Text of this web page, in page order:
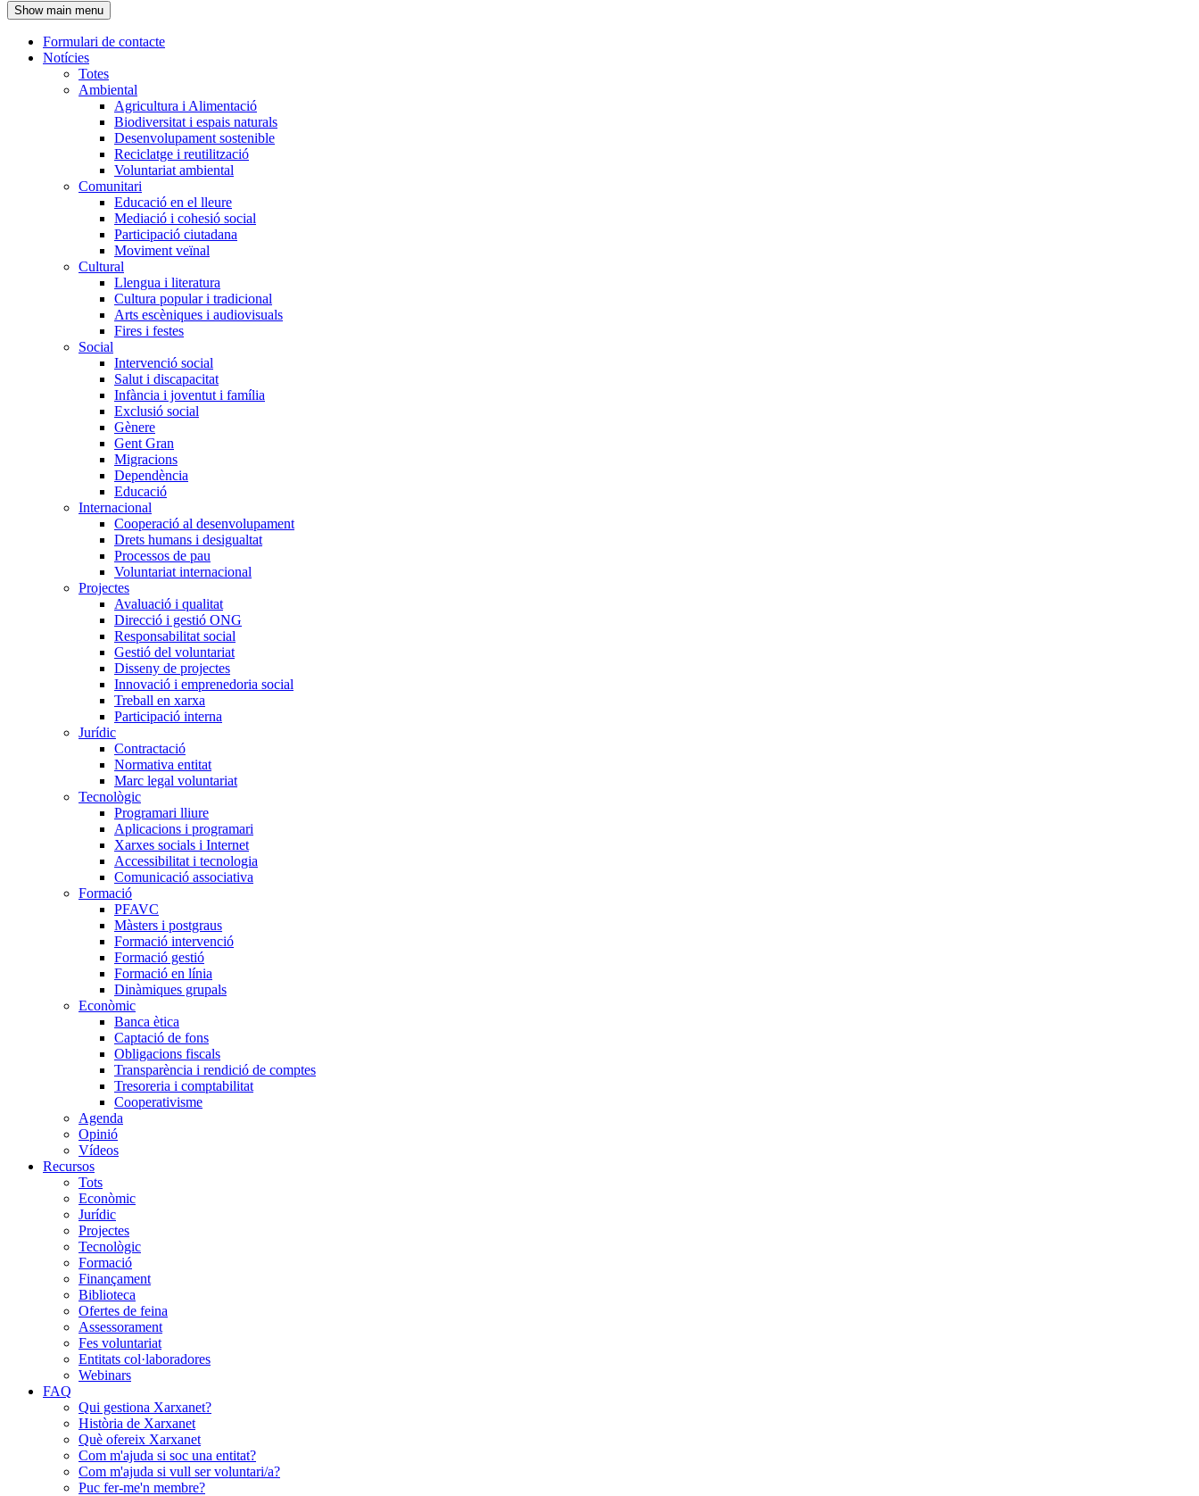
l'encapçalament
Show main menu
Navegació
principal
Formulari de contacte
Notícies
Totes
Ambiental
Agricultura i Alimentació
Biodiversitat i espais naturals
Desenvolupament sostenible
Reciclatge i reutilització
Voluntariat ambiental
Comunitari
Educació en el lleure
Mediació i cohesió social
Participació ciutadana
Moviment veïnal
Cultural
Llengua i literatura
Cultura popular i tradicional
Arts escèniques i audiovisuals
Fires i festes
Social
Intervenció social
Salut i discapacitat
Infància i joventut i família
Exclusió social
Gènere
Gent Gran
Migracions
Dependència
Educació
Internacional
Cooperació al desenvolupament
Drets humans i desigualtat
Processos de pau
Voluntariat internacional
Projectes
Avaluació i qualitat
Direcció i gestió ONG
Responsabilitat social
Gestió del voluntariat
Disseny de projectes
Innovació i emprenedoria social
Treball en xarxa
Participació interna
Jurídic
Contractació
Normativa entitat
Marc legal voluntariat
Tecnològic
Programari lliure
Aplicacions i programari
Xarxes socials i Internet
Accessibilitat i tecnologia
Comunicació associativa
Formació
PFAVC
Màsters i postgraus
Formació intervenció
Formació gestió
Formació en línia
Dinàmiques grupals
Econòmic
Banca ètica
Captació de fons
Obligacions fiscals
Transparència i rendició de comptes
Tresoreria i comptabilitat
Cooperativisme
Agenda
Opinió
Vídeos
Recursos
Tots
Econòmic
Jurídic
Projectes
Tecnològic
Formació
Finançament
Biblioteca
Ofertes de feina
Assessorament
Fes voluntariat
Entitats col·laboradores
Webinars
FAQ
Qui gestiona Xarxanet?
Història de Xarxanet
Què ofereix Xarxanet
Com m'ajuda si soc una entitat?
Com m'ajuda si vull ser voluntari/a?
Puc fer-me'n membre?